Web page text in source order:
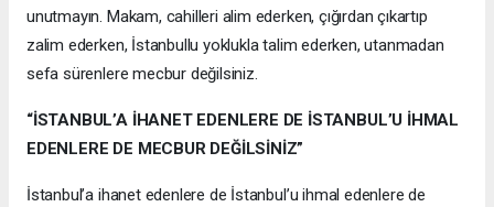
unutmayın. Makam, cahilleri alim ederken, çığırdan çıkartıp
zalim ederken, İstanbullu yoklukla talim ederken, utanmadan
sefa sürenlere mecbur değilsiniz.
“İSTANBUL’A İHANET EDENLERE DE İSTANBUL’U İHMAL
EDENLERE DE MECBUR DEĞİLSİNİZ”
İstanbul’a ihanet edenlere de İstanbul’u ihmal edenlere de